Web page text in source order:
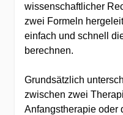
wissenschaftlicher
zwei Formeln
einfach und schnell
berechnen.
Grundsätzlich
zwischen zwei
Anfangstherapie oder